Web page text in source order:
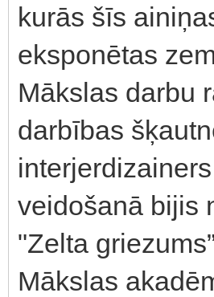
kurās šīs
eksponētas
Mākslas darbu
darbības
veidošanā bijis
"Zelta
Mākslas